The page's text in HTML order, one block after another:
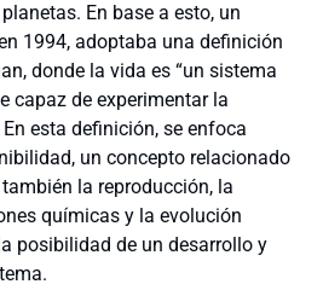
En base a esto, un
1994, adoptaba una definición
donde la vida es “un sistema
capaz de experimentar la
esta definición, se enfoca
un concepto relacionado
la reproducción, la
químicas y la evolución
posibilidad de un desarrollo y